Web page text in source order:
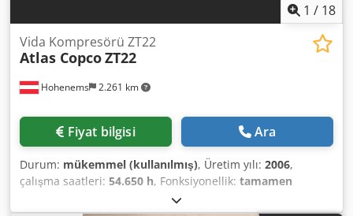
1 / 18
Hohenems 2.261 km
Vida Kompresörü ZT22
Atlas CopcoZT22
Fiyat bilgisi Ara
Durum: mükemmel (kullanılmış), Üretim yılı: 2006,
çalışma saatleri: 54.650 h, Fonksiyonellik: tamamen
, Yağsız Vidalı Kompresör Atlas Copco ZT22 22